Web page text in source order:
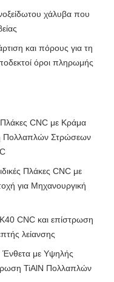
χάλυβα που
και πόρους για τη
όροι πληρωμής
CNC με Κράμα
Πολλαπλών Στρώσεων
Πλάκες CNC με
για Μηχανουργική
CNC και επίστρωση
λείανσης
Ένθετα με Υψηλής
TiAlN Πολλαπλών